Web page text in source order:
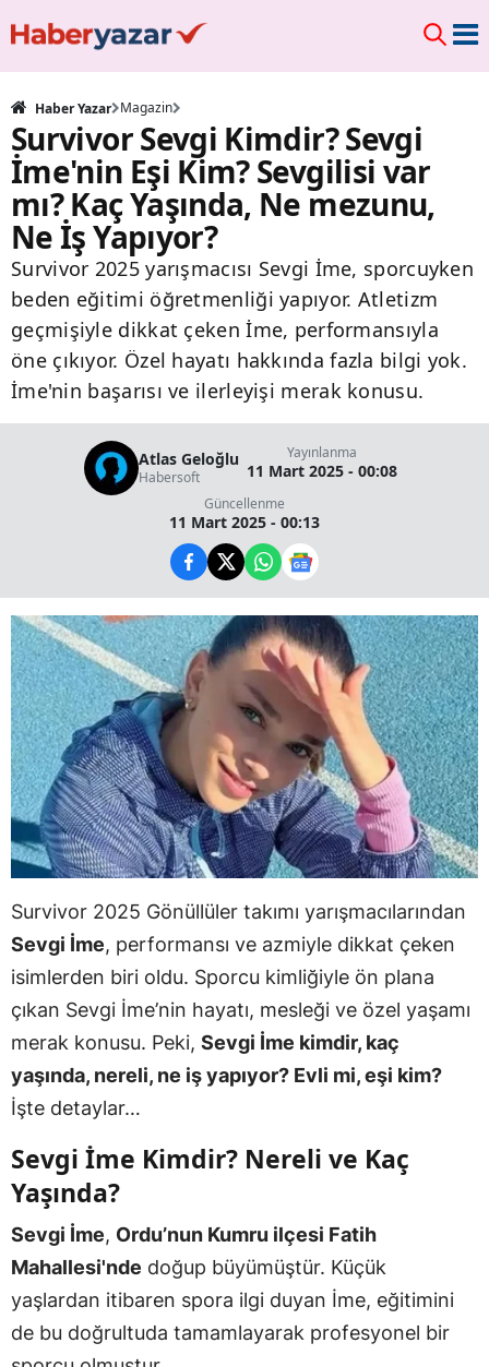
Haber Yazar Magazin
Survivor Sevgi Kimdir? Sevgi
İme'nin Eşi Kim? Sevgilisi var
mı? Kaç Yaşında, Ne mezunu,
Ne İş Yapıyor?
Survivor 2025 yarışmacısı Sevgi İme, sporcuyken
beden eğitimi öğretmenliği yapıyor. Atletizm
geçmişiyle dikkat çeken İme, performansıyla
öne çıkıyor. Özel hayatı hakkında fazla bilgi yok.
İme'nin başarısı ve ilerleyişi merak konusu.
Atlas Geloğlu
Habersoft
Yayınlanma
11 Mart 2025 - 00:08
Güncellenme
11 Mart 2025 - 00:13
Survivor 2025 Gönüllüler takımı yarışmacılarından
Sevgi İme, performansı ve azmiyle dikkat çeken
isimlerden biri oldu. Sporcu kimliğiyle ön plana
çıkan Sevgi İme’nin hayatı, mesleği ve özel yaşamı
merak konusu. Peki, Sevgi İme kimdir, kaç
yaşında, nereli, ne iş yapıyor? Evli mi, eşi kim?
İşte detaylar…
Sevgi İme Kimdir? Nereli ve Kaç
Yaşında?
Sevgi İme, Ordu’nun Kumru ilçesi Fatih
Mahallesi'nde doğup büyümüştür. Küçük
yaşlardan itibaren spora ilgi duyan İme, eğitimini
de bu doğrultuda tamamlayarak profesyonel bir